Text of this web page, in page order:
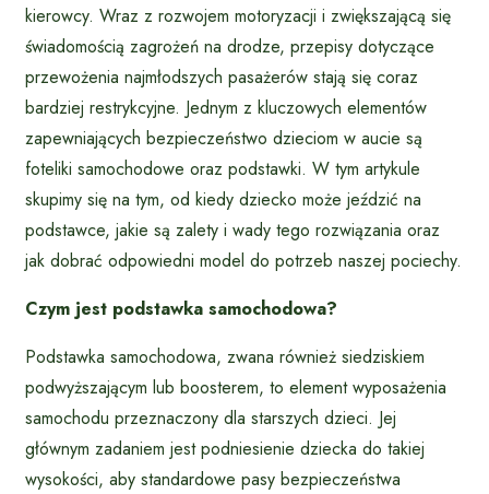
kierowcy. Wraz z rozwojem motoryzacji i zwiększającą się
świadomością zagrożeń na drodze, przepisy dotyczące
przewożenia najmłodszych pasażerów stają się coraz
bardziej restrykcyjne. Jednym z kluczowych elementów
zapewniających bezpieczeństwo dzieciom w aucie są
foteliki samochodowe oraz podstawki. W tym artykule
skupimy się na tym, od kiedy dziecko może jeździć na
podstawce, jakie są zalety i wady tego rozwiązania oraz
jak dobrać odpowiedni model do potrzeb naszej pociechy.
Czym jest podstawka samochodowa?
Podstawka samochodowa, zwana również siedziskiem
podwyższającym lub boosterem, to element wyposażenia
samochodu przeznaczony dla starszych dzieci. Jej
głównym zadaniem jest podniesienie dziecka do takiej
wysokości, aby standardowe pasy bezpieczeństwa